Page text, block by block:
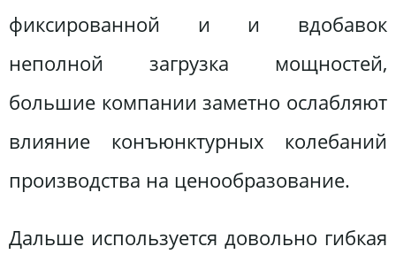
фиксированной и и вдобавок
неполной загрузка мощностей,
большие компании заметно ослабляют
влияние конъюнктурных колебаний
производства на ценообразование.
Дальше используется довольно гибкая